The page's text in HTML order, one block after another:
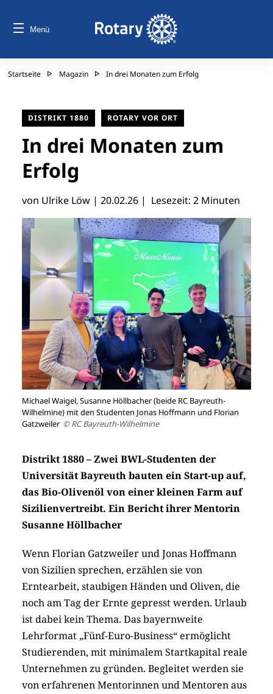
Menü
Startseite Magazin In drei Monaten zum Erfolg
DISTRIKT 1880 ROTARY VOR ORT
In drei Monaten zum
Erfolg
von Ulrike Löw | 20.02.26 | Lesezeit: 2 Minuten
Michael Waigel, Susanne Höll­bacher (beide RC Bayreuth-
Wilhelmine) mit den Studenten Jonas Hoffmann und Florian
Gatzweiler © RC Bayreuth-Wilhelmine
Distrikt 1880 – Zwei BWL-Studenten der
Universität Bayreuth bauten ein Start-up auf,
das Bio-Olivenöl von einer kleinen Farm auf
Sizilienvertreibt. Ein Bericht ihrer Mentorin
Susanne Höllbacher
Wenn Florian Gatzweiler und Jonas Hoffmann
von Sizilien sprechen, erzählen sie von
Erntearbeit, staubigen Händen und Oliven, die
noch am Tag der Ernte gepresst werden. Urlaub
ist dabei kein Thema. Das bayernweite
Lehrformat „Fünf-Euro-Business“ ermöglicht
Studierenden, mit minimalem Startkapital reale
Unternehmen zu gründen. ­Begleitet werden sie
von erfahrenen Mentorinnen und Mentoren aus